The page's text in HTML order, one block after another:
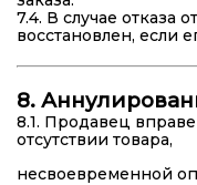
7.4. В случае отказа
восстановлен, если
8.
8.1. Продавец
отсутствии товара,
несвоевременной